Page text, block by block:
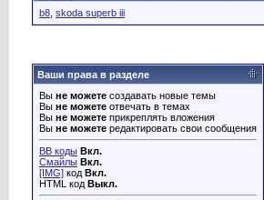
b8 skoda superb iii
Ваши права в разделе
Вы не можете создавать новые темы
Вы не можете отвечать в темах
Вы не можете прикреплять вложения
Вы не можете редактировать свои сообщения
BB коды Вкл.
Смайлы Вкл.
[IMG] код Вкл.
HTML код Выкл.